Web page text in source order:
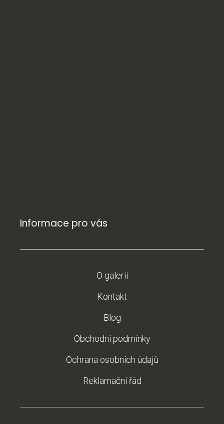
Informace pro vás
O galerii
Kontakt
Blog
Obchodní podmínky
Ochrana osobních údajů
Reklamační řád